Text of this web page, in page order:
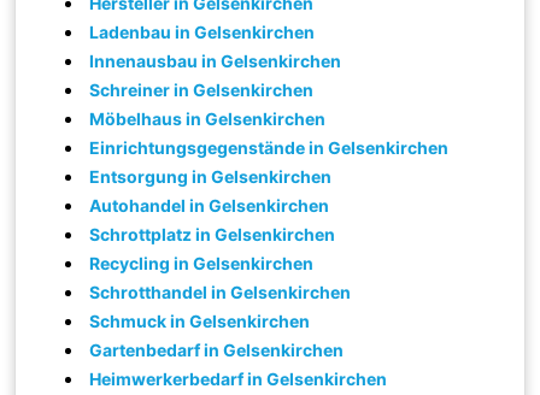
Ladenbau in Gelsenkirchen
Innenausbau in Gelsenkirchen
Schreiner in Gelsenkirchen
Möbelhaus in Gelsenkirchen
Einrichtungsgegenstände in Gelsenkirchen
Entsorgung in Gelsenkirchen
Autohandel in Gelsenkirchen
Schrottplatz in Gelsenkirchen
Recycling in Gelsenkirchen
Schrotthandel in Gelsenkirchen
Schmuck in Gelsenkirchen
Gartenbedarf in Gelsenkirchen
Heimwerkerbedarf in Gelsenkirchen